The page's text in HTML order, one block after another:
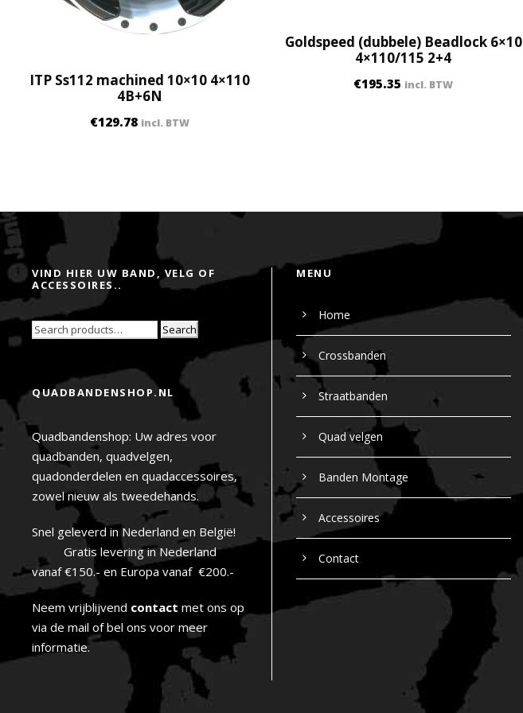
ITP Ss112 machined 10×10 4×110
4B+6N
€129.78 incl. BTW
Goldspeed (dubbele) Beadlock 6×10
4×110/115 2+4
€195.35 incl. BTW
VIND HIER UW BAND, VELG OF
ACCESSOIRES..
Search
QUADBANDENSHOP.NL
Quadbandenshop: Uw adres voor
quadbanden, quadvelgen,
quadonderdelen en quadaccessoires,
zowel nieuw als tweedehands.
Snel geleverd in Nederland en België!
Gratis levering in Nederland
vanaf €150.- en Europa vanaf €200.-
Neem vrijblijvend contact met ons op
via de mail of bel ons voor meer
informatie.
MENU
Home
Crossbanden
Straatbanden
Quad velgen
Banden Montage
Accessoires
Contact